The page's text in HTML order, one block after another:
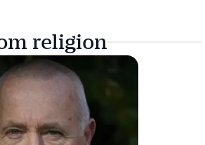
religion